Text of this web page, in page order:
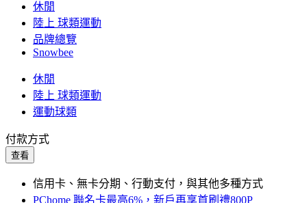
休閒
陸上 球類運動
品牌總覽
Snowbee
休閒
陸上 球類運動
運動球類
付款方式
查看
信用卡、無卡分期、行動支付，與其他多種方式
PChome 聯名卡最高6%，新戶再享首刷禮800P